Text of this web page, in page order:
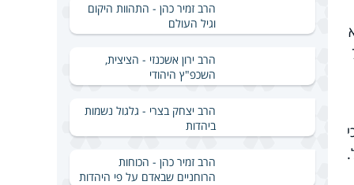
70
כי
הרב זמיר כהן - התהוות היקום
וגיל העולם
הרב ירון אשכנזי - הציצית,
השכפ"ץ היהודי
הרב יצחק בצרי - גלגול נשמות
ביהדות
הרב זמיר כהן - הכוחות
הרוחניים שבאדם על פי היהדות